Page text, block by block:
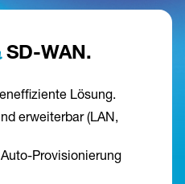
SD-WAN.
Lösung.
erweiterbar (LAN,
Provisionierung